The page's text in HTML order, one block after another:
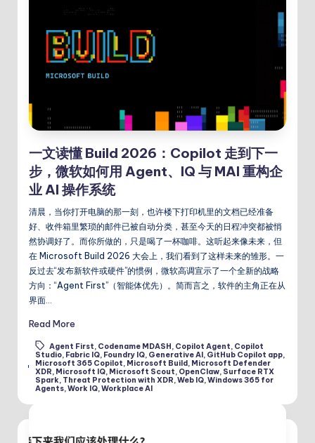
一文读懂 Build 2026：Copilot 走到下一
步，微软如何用 Agent、IQ 与 MAI 重构企
业 AI 操作系统
清晨，当你打开电脑的那一刻，也许楼下打印机里的文档已经准备
好、收件箱里繁琐的邮件已被自动分类，甚至今天的日程冲突都被悄
然协调好了。而你所做的，只是喝了一杯咖啡。这听起来像未来，但
在 Microsoft Build 2026 大会上，我们看到了这样未来的雏形。一
反过去“发布新软件或硬件”的惯例，微软高调宣示了一个全新的战略
方向：“Agent First”（智能体优先）。简而言之，软件的主角正在从
界面…
Read More
Tags:
Agent First, Codename MDASH, Copilot Agent, Copilot
Studio, Fabric IQ, Foundry IQ, Generative AI, GitHub Copilot app,
Microsoft 365 Copilot, Microsoft Build, Microsoft Defender
XDR, Microsoft IQ, Microsoft Scout, OpenClaw, Surface RTX
Spark, Threat Protection with XDR,Web IQ,Windows 365 for
Agents,Work IQ,Workplace AI